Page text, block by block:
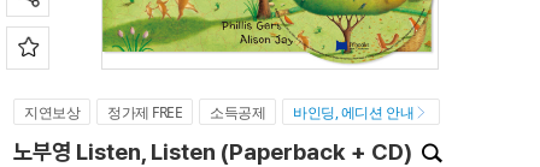
지연보상 정가제 FREE 소득공제 바인딩, 에디션 안내
노부영 Listen, Listen (Paperback + CD)